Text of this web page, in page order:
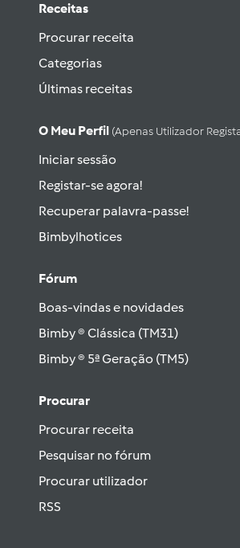
Receitas
Procurar receita
Categorias
Últimas receitas
O Meu Perfil (apenas Utilizador
Iniciar sessão
Registar-se agora!
Recuperar palavra-passe!
Bimbylhotices
Fórum
Boas-vindas e novidades
Bimby ® Clássica (TM31)
Bimby ® 5ª Geração (TM5)
Procurar
Procurar receita
Pesquisar no fórum
Procurar utilizador
RSS